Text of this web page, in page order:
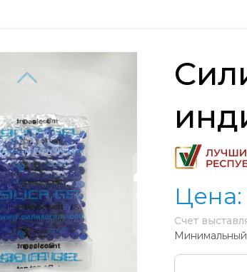
Цена:
Счет
Минимальный